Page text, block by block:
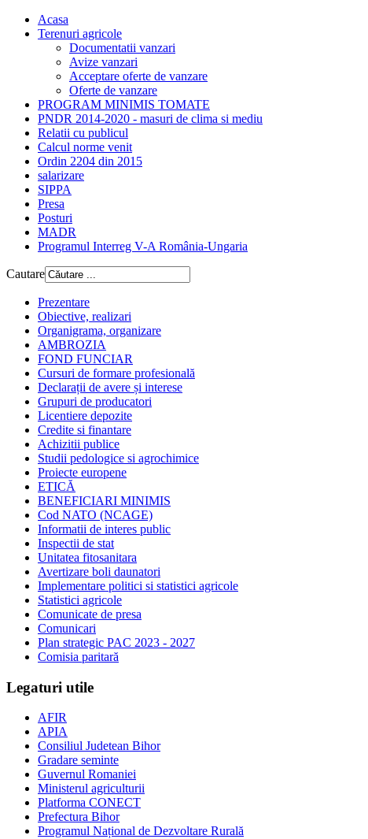
Acasa
Terenuri agricole
Documentatii vanzari
Avize vanzari
Acceptare oferte de vanzare
Oferte de vanzare
PROGRAM MINIMIS TOMATE
PNDR 2014-2020 - masuri de clima si mediu
Relatii cu publicul
Calcul norme venit
Ordin 2204 din 2015
salarizare
SIPPA
Presa
Posturi
MADR
Programul Interreg V-A România-Ungaria
Cautare
Prezentare
Obiective, realizari
Organigrama, organizare
AMBROZIA
FOND FUNCIAR
Cursuri de formare profesională
Declarații de avere și interese
Grupuri de producatori
Licentiere depozite
Credite si finantare
Achizitii publice
Studii pedologice si agrochimice
Proiecte europene
ETICĂ
BENEFICIARI MINIMIS
Cod NATO (NCAGE)
Informatii de interes public
Inspectii de stat
Unitatea fitosanitara
Avertizare boli daunatori
Implementare politici si statistici agricole
Statistici agricole
Comunicate de presa
Comunicari
Plan strategic PAC 2023 - 2027
Comisia paritară
Legaturi utile
AFIR
APIA
Consiliul Judetean Bihor
Gradare seminte
Guvernul Romaniei
Ministerul agriculturii
Platforma CONECT
Prefectura Bihor
Programul Național de Dezvoltare Rurală